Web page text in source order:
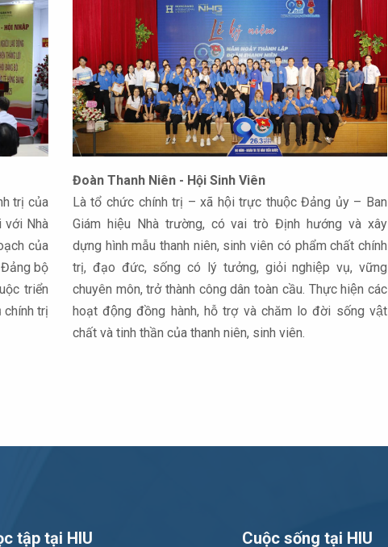
Đoàn Thanh Niên - Hội Sinh Viên
trị của
với Nhà
của
bộ
triển
chính trị
Là tổ chức chính trị – xã hội trực thuộc Đảng ủy – Ban
Giám hiệu Nhà trường, có vai trò Định hướng và xây
dựng hình mẫu thanh niên, sinh viên có phẩm chất chính
trị, đạo đức, sống có lý tưởng, giỏi nghiệp vụ, vững
chuyên môn, trở thành công dân toàn cầu. Thực hiện các
hoạt động đồng hành, hỗ trợ và chăm lo đời sống vật
chất và tinh thần của thanh niên, sinh viên.
tập tại HIU Cuộc sống tại HIU